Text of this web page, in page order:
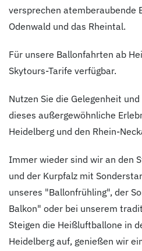
versprechen atemberaubende
Odenwald und das Rheintal.
Für unsere Ballonfahrten ab
Skytours-Tarife verfügbar.
Nutzen Sie die Gelegenheit
dieses außergewöhnliche
Heidelberg und den Rhein-
Immer wieder sind wir an den
und der Kurpfalz mit
unseres "Ballonfrühling", der
Balkon" oder bei unserem
Steigen die Heißluftballone in
Heidelberg auf, genießen wir